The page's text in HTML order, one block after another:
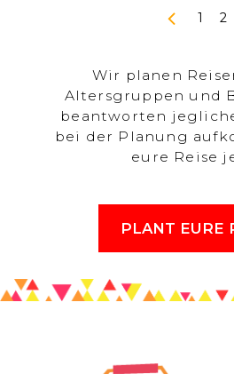
1 2
Wir planen
Altersgruppen und
beantworten
bei der Planung
eure Reise
PLANT EURE